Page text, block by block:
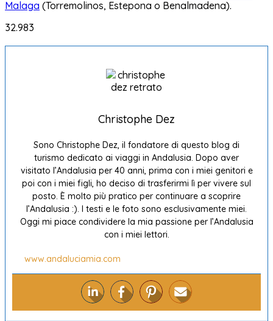
Malaga (Torremolinos, Estepona o Benalmadena).
32.983
Christophe Dez
Sono Christophe Dez, il fondatore di questo blog di
turismo dedicato ai viaggi in Andalusia. Dopo aver
visitato l’Andalusia per 40 anni, prima con i miei genitori e
poi con i miei figli, ho deciso di trasferirmi lì per vivere sul
posto. È molto più pratico per continuare a scoprire
l’Andalusia :). I testi e le foto sono esclusivamente miei.
Oggi mi piace condividere la mia passione per l’Andalusia
con i miei lettori.
www.andaluciamia.com